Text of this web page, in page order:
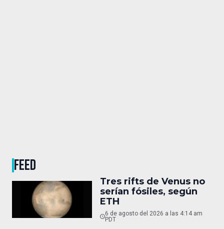
FEED
Tres rifts de Venus no
serían fósiles, según
ETH
6 de agosto del 2026 a las 4:14 am
PDT